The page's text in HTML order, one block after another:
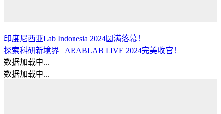
印度尼西亚Lab Indonesia 2024圆满落幕！
探索科研新境界 | ARABLAB LIVE 2024完美收官！
数据加载中...
数据加载中...